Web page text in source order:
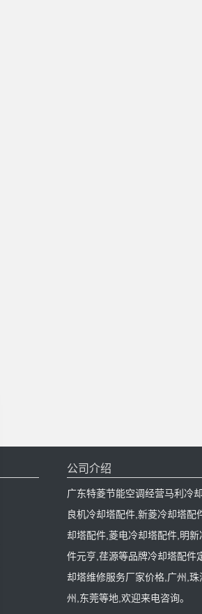
公司介绍
广东特菱节能空调经营马利冷
良机冷却塔配件,新菱冷却塔配
却塔配件,菱电冷却塔配件,明新
件元亨,荏源等品牌冷却塔配件
却塔维修服务厂家价格,广州,珠
州,东莞等地,欢迎来电咨询。